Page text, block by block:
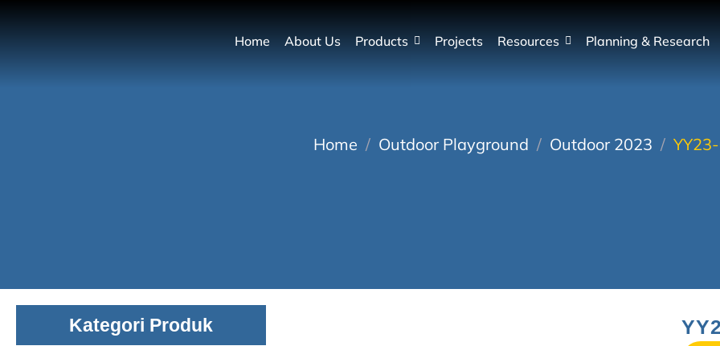
Home About Us Products Projects Resources Planning & Research
Home / Outdoor Playground / Outdoor 2023 /
Kategori Produk